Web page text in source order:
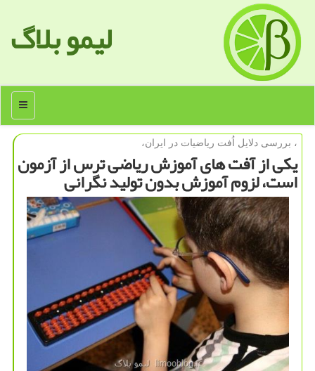
لیمو بلاگ
منو
، بررسی دلایل اُفت ریاضیات در ایران،
یكی از آفت های آموزش ریاضی ترس از آزمون
است، لزوم آموزش بدون تولید نگرانی